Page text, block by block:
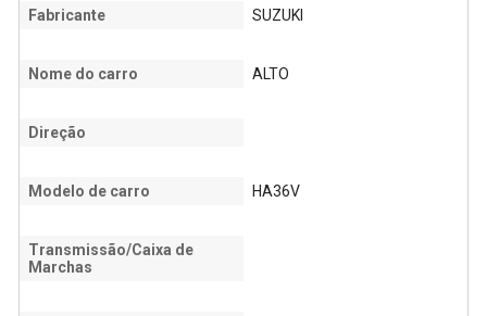
Fabricante SUZUKI
Nome do carro ALTO
Direção
Modelo de carro HA36V
Transmissão/Caixa de
Marchas